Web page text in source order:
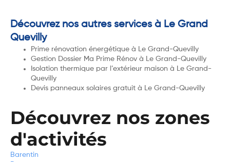
Découvrez nos autres services à Le Grand
Quevilly
Prime rénovation énergétique à Le Grand-Quevilly
Gestion Dossier Ma Prime Rénov à Le Grand-Quevilly
Isolation thermique par l’extérieur maison à Le Grand-
Quevilly
Devis panneaux solaires gratuit à Le Grand-Quevilly
Découvrez nos zones
d'activités
Barentin